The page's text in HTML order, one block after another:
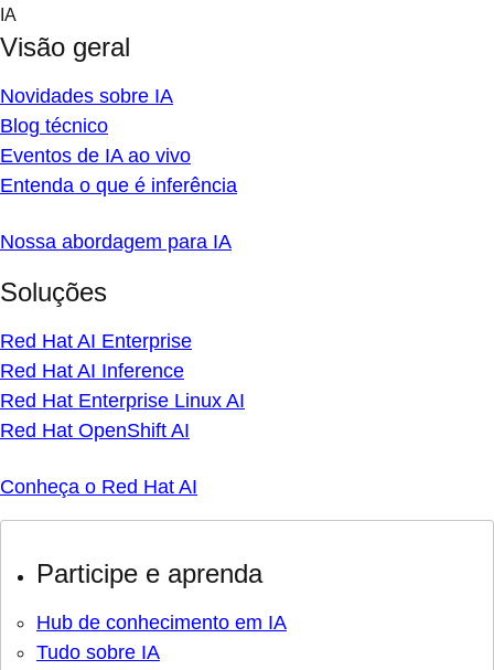
Skip
content
IA
Visão geral
Novidades sobre IA
Blog técnico
Eventos de IA ao vivo
Entenda o que é inferência
Nossa abordagem para IA
Soluções
Red Hat AI Enterprise
Red Hat AI Inference
Red Hat Enterprise Linux AI
Red Hat OpenShift AI
Conheça o Red Hat AI
Participe e aprenda
Hub de conhecimento em IA
Tudo sobre IA